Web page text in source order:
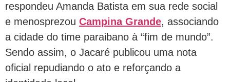
respondeu Amanda Batista em sua rede social
e menosprezou Campina Grande, associando
a cidade do time paraibano à “fim de mundo”.
Sendo assim, o Jacaré publicou uma nota
oficial repudiando o ato e reforçando a